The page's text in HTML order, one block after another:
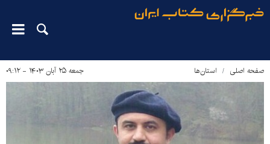
صفحه اصلی استان‌ها جمعه ۲۵ آبان ۱۴۰۳ - ۰۹:۱۲